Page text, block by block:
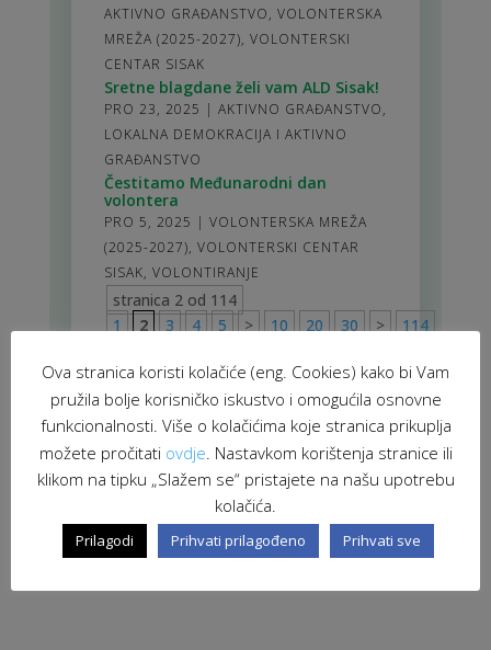
AKTIVNO GRAĐANSTVO, VOLONTERSKA
MREŽA (2025-2027), VOLONTERSKI
CENTAR SISAK
Sretne blagdane želi vam ALD Sisak!
PRO 23, 2025 | AKTIVNO GRAĐANSTVO,
LOKALNA DEMOKRACIJA I AKTIVNO
GRAĐANSTVO
Čestitamo Međunarodni dan
volontera
PRO 5, 2025 | VOLONTERSKA MREŽA
(2025-2027), VOLONTERSKI CENTAR
SISAK, VOLONTIRANJE
stranica 2 od 114
1
2 3 4 5 > 10 20 30 > 114
Ova stranica koristi kolačiće (eng. Cookies) kako bi Vam
pružila bolje korisničko iskustvo i omogućila osnovne
funkcionalnosti. Više o kolačićima koje stranica prikuplja
možete pročitati ovdje . Nastavkom korištenja stranice ili
klikom na tipku „Slažem se“ pristajete na našu upotrebu
kolačića.
Prilagodi Prihvati prilagođeno Prihvati sve